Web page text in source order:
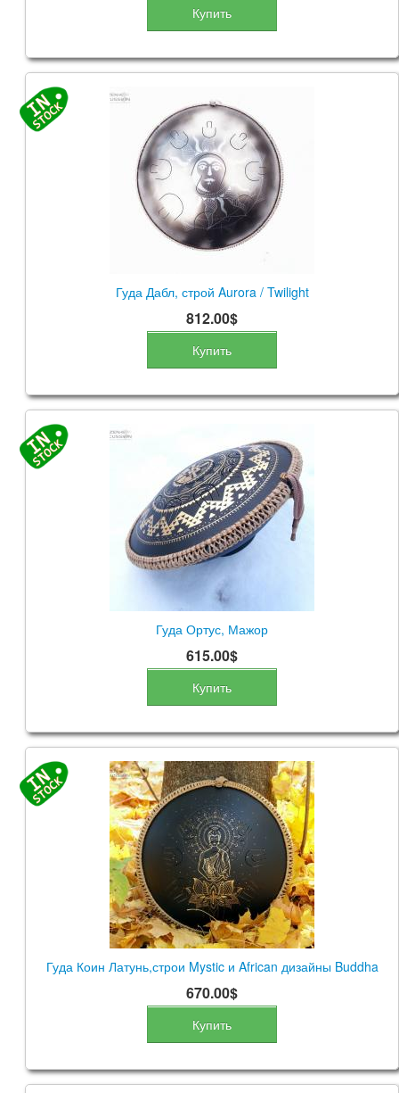
Купить
Гуда Дабл, строй Aurora / Twilight
812.00$
Купить
Гуда Ортус, Мажор
615.00$
Купить
Гуда Коин Латунь,строи Mystic и African дизайны Buddha
670.00$
Купить